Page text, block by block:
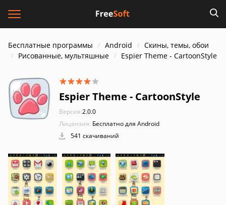
Бесплатные программы Android
Скины, темы, обои
Рисованные, мультяшные
Espier Theme - CartoonStyle
Espier Theme - CartoonStyle
Версия:2.0.0
Лицензия: Бесплатно для Android
541 скачиваний